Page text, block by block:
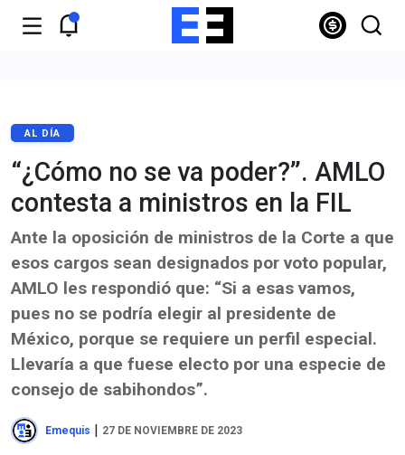
AL DÍA
“¿Cómo no se va poder?”. AMLO
contesta a ministros en la FIL
Ante la oposición de ministros de la Corte a que
esos cargos sean designados por voto popular,
AMLO les respondió que: “Si a esas vamos,
pues no se podría elegir al presidente de
México, porque se requiere un perfil especial.
Llevaría a que fuese electo por una especie de
consejo de sabihondos”.
Emequis | 27 DE NOVIEMBRE DE 2023